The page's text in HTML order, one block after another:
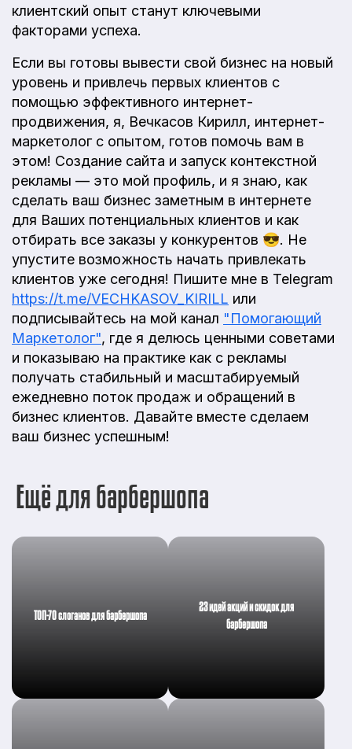
клиентский опыт станут ключевыми
факторами успеха.
Если вы готовы вывести свой бизнес на новый
уровень и привлечь первых клиентов с
помощью эффективного интернет-
продвижения, я, Вечкасов Кирилл, интернет-
маркетолог с опытом, готов помочь вам в
этом! Создание сайта и запуск контекстной
рекламы — это мой профиль, и я знаю, как
сделать ваш бизнес заметным в интернете
для Ваших потенциальных клиентов и как
отбирать все заказы у конкурентов 😎. Не
упустите возможность начать привлекать
клиентов уже сегодня! Пишите мне в Telegram
https://t.me/VECHKASOV_KIRILL или
подписывайтесь на мой канал "Помогающий
Маркетолог", где я делюсь ценными советами
и показываю на практике как с рекламы
получать стабильный и масштабируемый
ежедневно поток продаж и обращений в
бизнес клиентов. Давайте вместе сделаем
ваш бизнес успешным!
Ещё для барбершопа
ТОП-70 слоганов для барбершопа
23 идей акций и скидок для
барбершопа